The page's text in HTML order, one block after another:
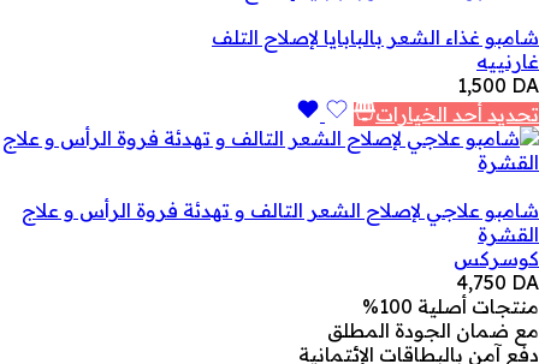
شامبو غذاء الشعر بالبابايا لإصلاح التلف
غارنييه
1,500 DA
تحديد أحد الخيارات
شامبو علاجي لإصلاح الشعر التالف و تهدئة فروة الرأس و علاج
القشرة
كوسركس
4,750 DA
منتجات أصلية 100%
مع ضمان الجودة المطلق
دفع آمن بالبطاقات الإئتمانية